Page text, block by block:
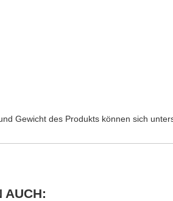
Gewicht des Produkts können sich
AUCH: